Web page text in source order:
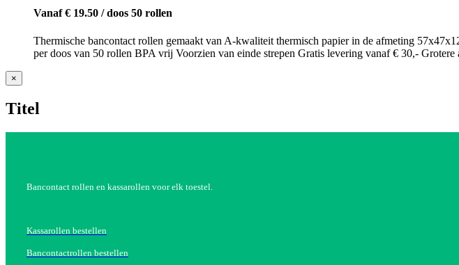
Vanaf € 19.50 / doos 50 rollen
Thermische bancontact rollen gemaakt van A-kwaliteit thermisch papier in de afmeting
per doos van 50 rollen BPA vrij Voorzien van einde strepen Gratis levering vanaf € 30,- Grotere
Close
product
view
×
Titel
Bancontact rollen en kassarollen voor elk toestel.
Kassarollen bestellen
Bancontactrollen bestellen